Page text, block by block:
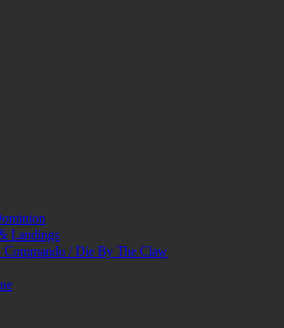
Landings
Commando / Die By The Claw